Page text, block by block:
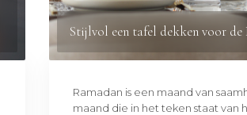
Stijlvol een tafel dekken voor de
Ramadan is een maand van
maand die in het teken staat van